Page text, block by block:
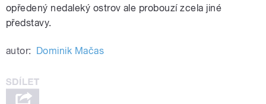
opředený nedaleký ostrov ale probouzí zcela jiné
představy.
autor: Dominik Mačas